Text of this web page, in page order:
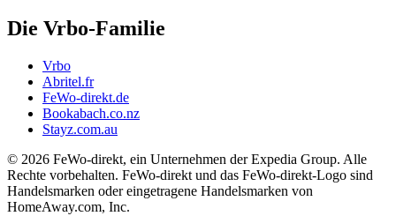
Die Vrbo-Familie
Vrbo
Abritel.fr
FeWo-direkt.de
Bookabach.co.nz
Stayz.com.au
© 2026 FeWo-direkt, ein Unternehmen der Expedia Group. Alle
Rechte vorbehalten. FeWo-direkt und das FeWo-direkt-Logo sind
Handelsmarken oder eingetragene Handelsmarken von
HomeAway.com, Inc.